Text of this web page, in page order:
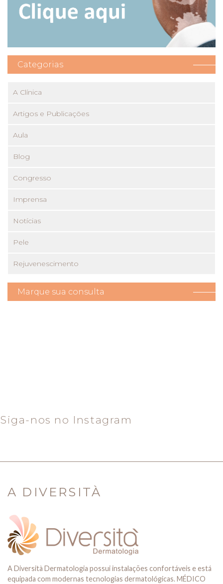
Categorias
A Clínica
Artigos e Publicações
Aula
Blog
Congresso
Imprensa
Notícias
Pele
Rejuvenescimento
Marque sua consulta
Siga-nos no Instagram
A DIVERSITÀ
A Diversità Dermatologia possui instalações confortáveis e está
equipada com modernas tecnologias dermatológicas. MÉDICO